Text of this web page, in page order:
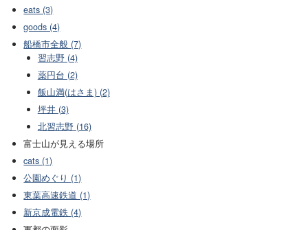
eats (3)
goods (4)
船橋市全般 (7)
習志野 (4)
薬円台 (2)
飯山満(はさま) (2)
坪井 (3)
北習志野 (16)
富士山が見える場所
cats (1)
公園めぐり (1)
東葉高速鉄道 (1)
新京成電鉄 (4)